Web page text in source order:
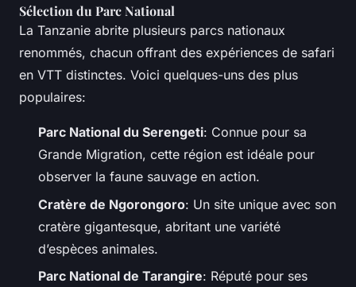
Sélection du Parc National
La Tanzanie abrite plusieurs parcs nationaux
renommés, chacun offrant des expériences de safari
en VTT distinctes. Voici quelques-uns des plus
populaires:
Parc National du Serengeti: Connue pour sa
Grande Migration, cette région est idéale pour
observer la faune sauvage en action.
Cratère de Ngorongoro: Un site unique avec son
cratère gigantesque, abritant une variété
d’espèces animales.
Parc National de Tarangire: Réputé pour ses